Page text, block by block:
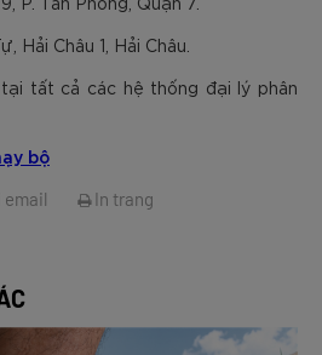
Hải Châu 1, Hải Châu.
tất cả các hệ thống đại lý phân
bộ
email In trang